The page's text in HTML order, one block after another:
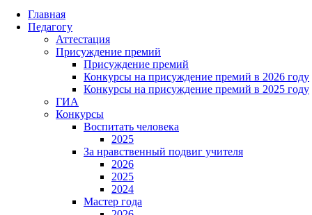
Главная
Педагогу
Аттестация
Присуждение премий
Присуждение премий
Конкурсы на присуждение премий в 2026 году
Конкурсы на присуждение премий в 2025 году
ГИА
Конкурсы
Воспитать человека
2025
За нравственный подвиг учителя
2026
2025
2024
Мастер года